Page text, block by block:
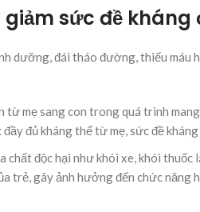
sức đề kháng
dưỡng, đái tháo đường, thiếu máu
mẹ sang con trong quá trình
đủ kháng thể từ mẹ, sức đề kháng
chất độc hại như khói xe, khói
trẻ, gây ảnh hưởng đến chức năng